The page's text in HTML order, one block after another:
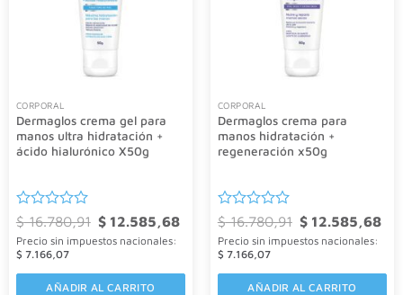
CORPORAL
Dermaglos crema gel para
manos ultra hidratación +
ácido hialurónico X50g
Valorado
con
0
de
5
$16.780,91 El
precio
original
$12.585,68El
precio
Precio sin impuestos nacionales:
$ 7.166,07
AÑADIR AL CARRITO
CORPORAL
Dermaglos crema para
manos hidratación +
regeneración x50g
Valorado
con
0
de
5
$16.780,91 El
precio
original
$12.585,68El
Precio sin impuestos nacionales:
$ 7.166,07
AÑADIR AL CARRITO